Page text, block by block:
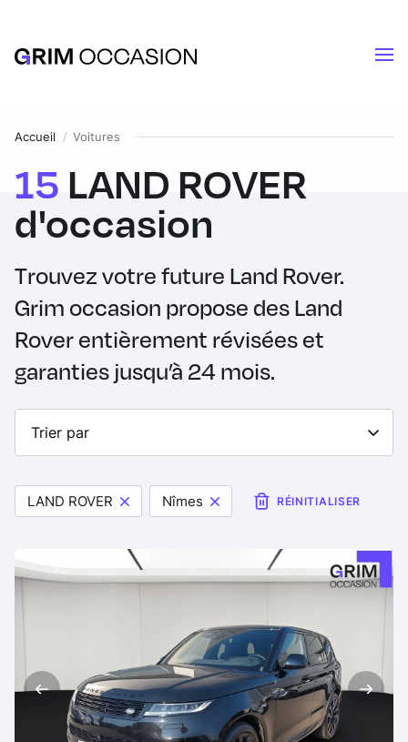
Accueil Voitures
15 LAND ROVER
d'occasion
Trouvez votre future Land Rover.
Grim occasion propose des Land
Rover entièrement révisées et
garanties jusqu’à 24 mois.
LAND ROVER Nîmes RÉINITIALISER